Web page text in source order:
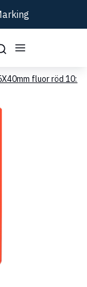
fluor röd 10:-